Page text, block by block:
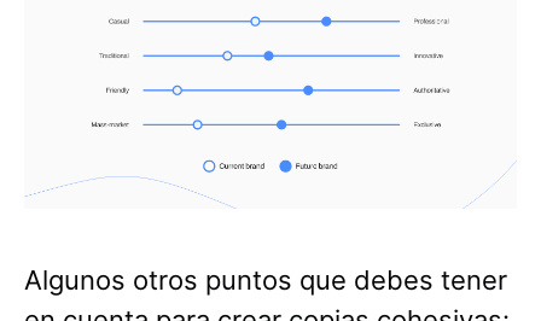
Algunos otros puntos que debes tener